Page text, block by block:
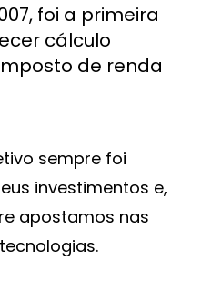
foi a primeira
cálculo
de renda
sempre foi
investimentos e,
apostamos nas